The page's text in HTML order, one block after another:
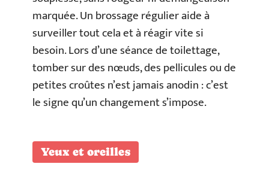
marquée. Un brossage régulier aide à
surveiller tout cela et à réagir vite si
besoin. Lors d’une séance de toilettage,
tomber sur des nœuds, des pellicules ou de
petites croûtes n’est jamais anodin : c’est
le signe qu’un changement s’impose.
Yeux et oreilles